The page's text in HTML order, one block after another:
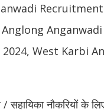
Recruitment
Anglong
West Karbi
सहायिका नौकरियों के